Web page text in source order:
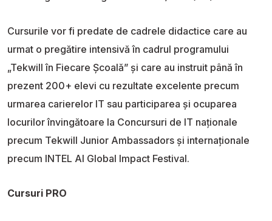
Cursurile vor fi predate de cadrele didactice care au
urmat o pregătire intensivă în cadrul programului
„Tekwill în Fiecare Școală” și care au instruit până în
prezent 200+ elevi cu rezultate excelente precum
urmarea carierelor IT sau participarea și ocuparea
locurilor învingătoare la Concursuri de IT naționale
precum Tekwill Junior Ambassadors și internaționale
precum INTEL AI Global Impact Festival.
Cursuri PRO